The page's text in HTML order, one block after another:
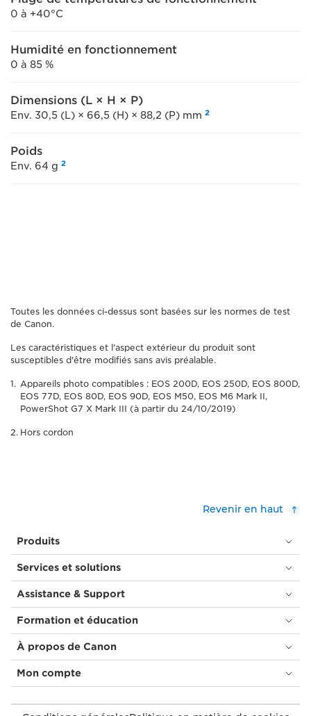
0 à +40°C
Humidité en fonctionnement
0 à 85 %
Dimensions (L × H × P)
Env. 30,5 (L) × 66,5 (H) × 88,2 (P) mm 2
Poids
Env. 64 g 2
Toutes les données ci-dessus sont basées sur les normes de test
de Canon.
Les caractéristiques et l'aspect extérieur du produit sont
susceptibles d'être modifiés sans avis préalable.
Appareils photo compatibles : EOS 200D, EOS 250D, EOS 800D,
EOS 77D, EOS 80D, EOS 90D, EOS M50, EOS M6 Mark II,
PowerShot G7 X Mark III (à partir du 24/10/2019)
Hors cordon
Revenir en haut
Produits
Services et solutions
Assistance & Support
Formation et éducation
À propos de Canon
Mon compte